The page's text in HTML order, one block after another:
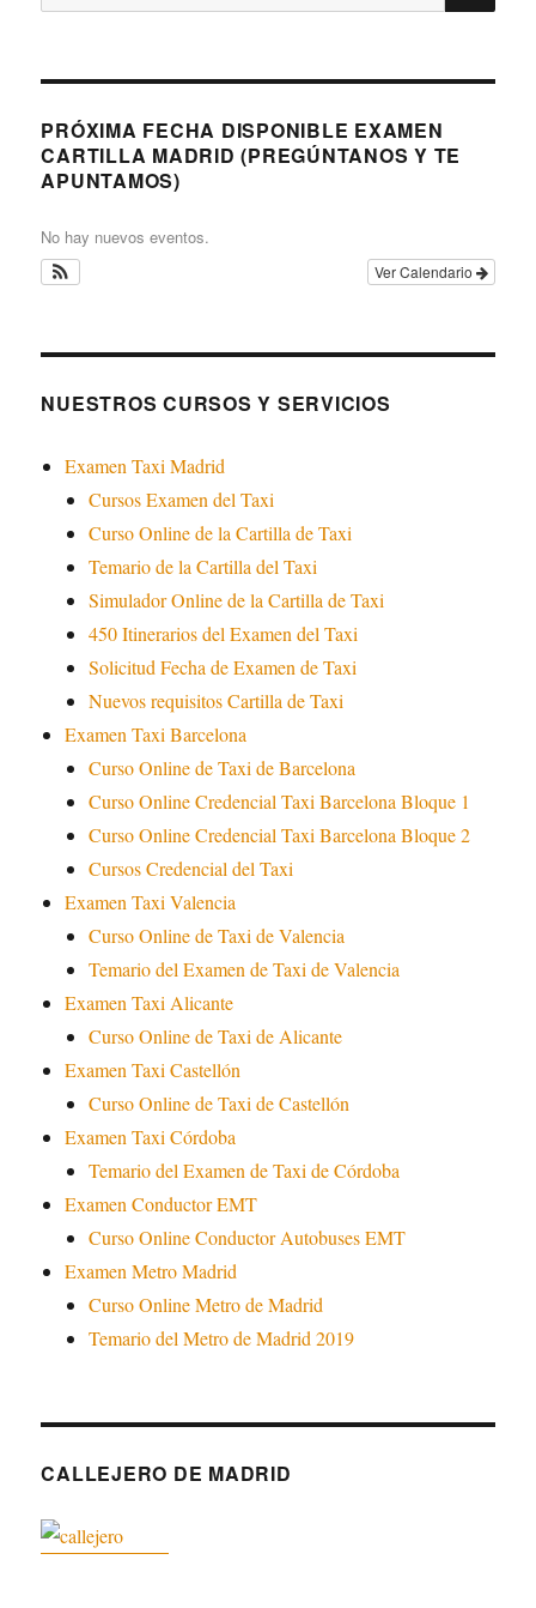
por:
PRÓXIMA FECHA DISPONIBLE EXAMEN
CARTILLA MADRID (PREGÚNTANOS Y TE
APUNTAMOS)
No hay nuevos eventos.
Ver Calendario
NUESTROS CURSOS Y SERVICIOS
Examen Taxi Madrid
Cursos Examen del Taxi
Curso Online de la Cartilla de Taxi
Temario de la Cartilla del Taxi
Simulador Online de la Cartilla de Taxi
450 Itinerarios del Examen del Taxi
Solicitud Fecha de Examen de Taxi
Nuevos requisitos Cartilla de Taxi
Examen Taxi Barcelona
Curso Online de Taxi de Barcelona
Curso Online Credencial Taxi Barcelona Bloque 1
Curso Online Credencial Taxi Barcelona Bloque 2
Cursos Credencial del Taxi
Examen Taxi Valencia
Curso Online de Taxi de Valencia
Temario del Examen de Taxi de Valencia
Examen Taxi Alicante
Curso Online de Taxi de Alicante
Examen Taxi Castellón
Curso Online de Taxi de Castellón
Examen Taxi Córdoba
Temario del Examen de Taxi de Córdoba
Examen Conductor EMT
Curso Online Conductor Autobuses EMT
Examen Metro Madrid
Curso Online Metro de Madrid
Temario del Metro de Madrid 2019
CALLEJERO DE MADRID